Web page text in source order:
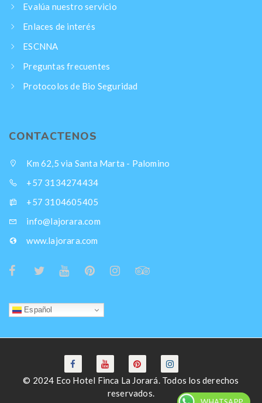
Evalúa nuestro servicio
Enlaces de interés
ESCNNA
Preguntas frecuentes
Protocolos de Bio Seguridad
CONTACTENOS
Km 62,5 via Santa Marta - Palomino
+57 3134274434
+57 3104605405
info@lajorara.com
www.lajorara.com
Español
© 2024 Eco Hotel Finca La Jorará. Todos los derechos
reservados.